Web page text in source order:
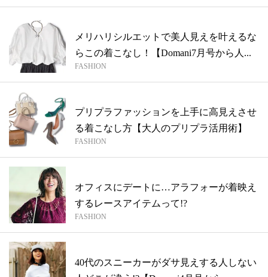
メリハリシルエットで美人見えを叶えるな
らこの着こなし！【Domani7月号から人...
FASHION
プリプラファッションを上手に高見えさせ
る着こなし方【大人のプリプラ活用術】
FASHION
オフィスにデートに…アラフォーが着映え
するレースアイテムって!?
FASHION
40代のスニーカーがダサ見えする人しない